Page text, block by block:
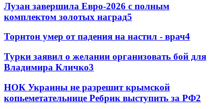
Лузан завершила Евро-2026 с полным
комплектом золотых наград5
Торнтон умер от падения на настил - врач4
Турки заявил о желании организовать бой для
Владимира Кличко3
НОК Украины не разрешит крымской
копьеметательнице Ребрик выступить за РФ2